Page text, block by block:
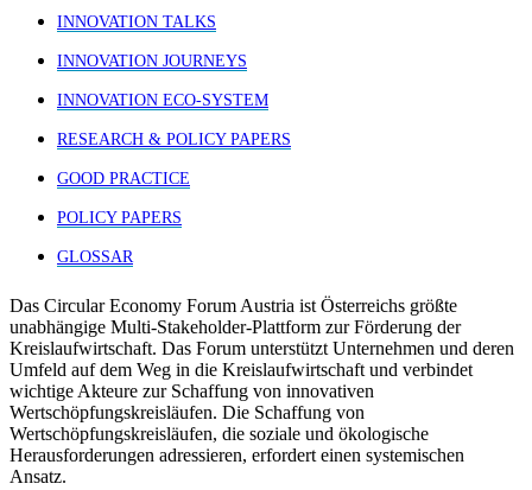
INNOVATION TALKS
INNOVATION JOURNEYS
INNOVATION ECO-SYSTEM
RESEARCH & POLICY PAPERS
GOOD PRACTICE
POLICY PAPERS
GLOSSAR
Das Circular Economy Forum Austria ist Österreichs größte
unabhängige Multi-Stakeholder-Plattform zur Förderung der
Kreislaufwirtschaft. Das Forum unterstützt Unternehmen und deren
Umfeld auf dem Weg in die Kreislaufwirtschaft und verbindet
wichtige Akteure zur Schaffung von innovativen
Wertschöpfungskreisläufen. Die Schaffung von
Wertschöpfungskreisläufen, die soziale und ökologische
Herausforderungen adressieren, erfordert einen systemischen
Ansatz.